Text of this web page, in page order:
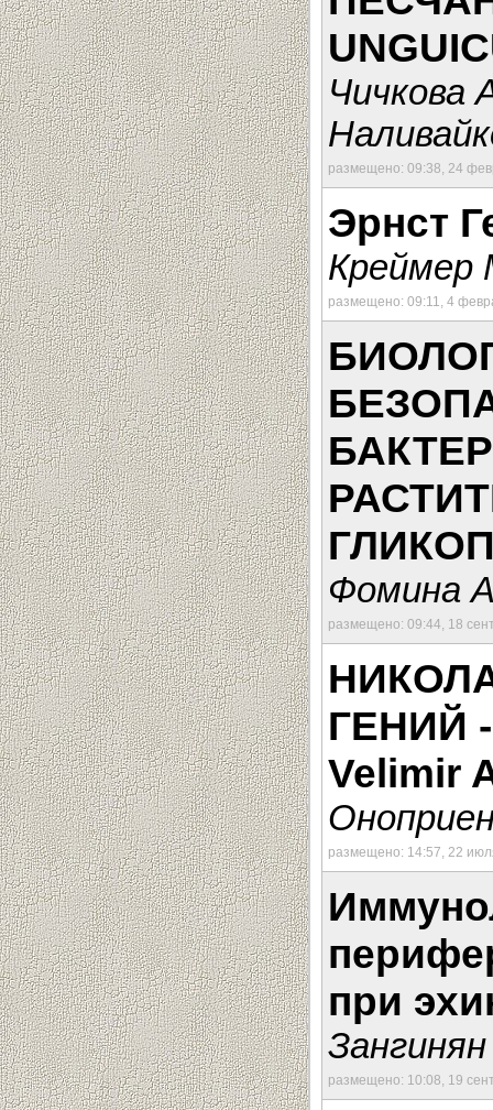
Чичкова
размещено: 09:38, 24
Эрнст
Креймер
размещено: 09:11, 4
Фомина
размещено: 09:44, 18
ГЕНИЙ
Velimir
размещено: 14:57, 22
при
размещено: 10:08, 19